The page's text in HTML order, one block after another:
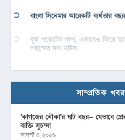
বাংলা সিনেমার আরেকটি ব্যর্থতার
বুক পকেটের গল্প, এভাবেও ফিরে
পছন্দের দশ নাটক
সাম্প্রতিক
‘কাগজের নৌকা’র ষাট বছর— যেভাবে
ব্যক্তি সুচন্দা
আগস্ট ৫, ২০২৬